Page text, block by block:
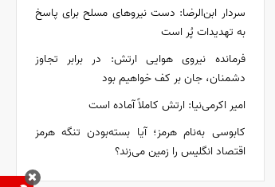
سردار ابن‌الرضا: دست نیرو‌های مسلح برای پاسخ
به تهدیدات پُر است
فرمانده نیروی هوایی ارتش: در برابر تجاوز
دشمنان، جان بر کف خواهیم بود
امیر اکرمی‌نیا: ارتش کاملاً آماده است
کابوسی به‌نام هرمز؛ آیا بسته‌بودن تنگه هرمز
اقتصاد انگلیس را زمین می‌زند؟